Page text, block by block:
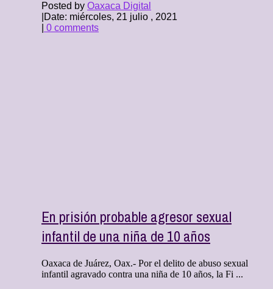
Posted by Oaxaca Digital
Date: miércoles, 21 julio , 2021
0 comments
En prisión probable agresor sexual
infantil de una niña de 10 años
Oaxaca de Juárez, Oax.- Por el delito de abuso sexual
infantil agravado contra una niña de 10 años, la Fi ...